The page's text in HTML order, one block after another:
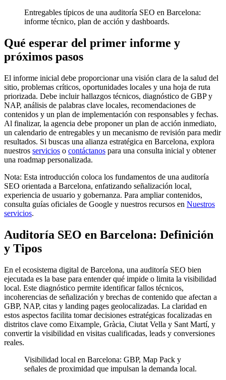
Entregables típicos de una auditoría SEO en Barcelona:
informe técnico, plan de acción y dashboards.
Qué esperar del primer informe y
próximos pasos
El informe inicial debe proporcionar una visión clara de la salud del
sitio, problemas críticos, oportunidades locales y una hoja de ruta
priorizada. Debe incluir hallazgos técnicos, diagnóstico de GBP y
NAP, análisis de palabras clave locales, recomendaciones de
contenidos y un plan de implementación con responsables y fechas.
Al finalizar, la agencia debe proponer un plan de acción inmediato,
un calendario de entregables y un mecanismo de revisión para medir
resultados. Si buscas una alianza estratégica en Barcelona, explora
nuestros servicios o contáctanos para una consulta inicial y obtener
una roadmap personalizada.
Nota: Esta introducción coloca los fundamentos de una auditoría
SEO orientada a Barcelona, enfatizando señalización local,
experiencia de usuario y gobernanza. Para ampliar contenidos,
consulta guías oficiales de Google y nuestros recursos en Nuestros
servicios.
Auditoría SEO en Barcelona: Definición
y Tipos
En el ecosistema digital de Barcelona, una auditoría SEO bien
ejecutada es la base para entender qué impide o limita la visibilidad
local. Este diagnóstico permite identificar fallos técnicos,
incoherencias de señalización y brechas de contenido que afectan a
GBP, NAP, citas y landing pages geolocalizadas. La claridad en
estos aspectos facilita tomar decisiones estratégicas focalizadas en
distritos clave como Eixample, Gràcia, Ciutat Vella y Sant Martí, y
convertir la visibilidad en visitas cualificadas, leads y conversiones
reales.
Visibilidad local en Barcelona: GBP, Map Pack y
señales de proximidad que impulsan la demanda local.